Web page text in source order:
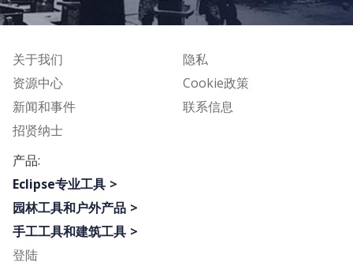
关于我们
资源中心
新闻和事件
招贤纳士
隐私
Cookie政策
联系信息
产品:
Eclipse专业工具
园林工具和户外产品
手工工具和建筑工具
登陆